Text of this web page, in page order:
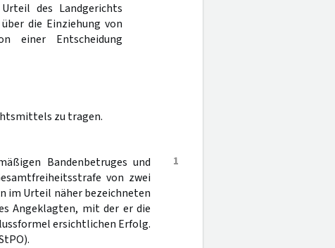
des Landgerichts
die Einziehung von
einer Entscheidung
zu tragen.
1
Bandenbetruges und
von zwei
im Urteil näher bezeichneten
Angeklagten, mit der er die
ersichtlichen Erfolg.